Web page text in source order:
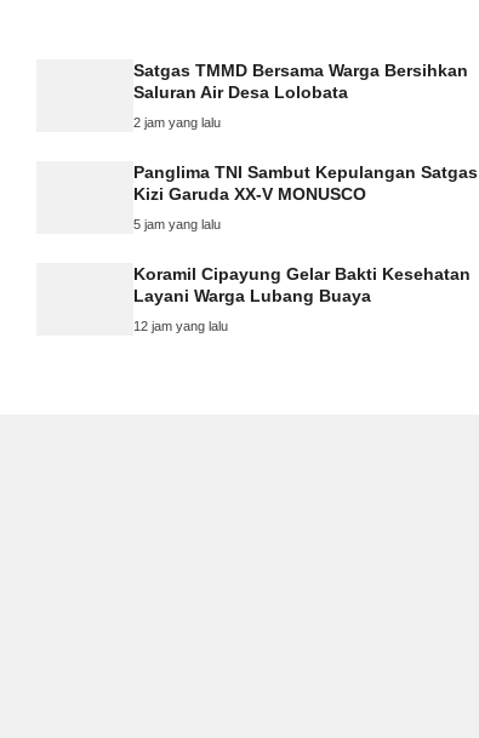
Satgas TMMD Bersama Warga Bersihkan
Saluran Air Desa Lolobata
2 jam yang lalu
Panglima TNI Sambut Kepulangan Satgas
Kizi Garuda XX-V MONUSCO
5 jam yang lalu
Koramil Cipayung Gelar Bakti Kesehatan
Layani Warga Lubang Buaya
12 jam yang lalu